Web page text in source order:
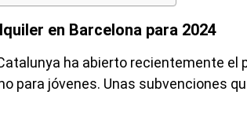
en Barcelona para 2024
ha abierto recientemente
para jóvenes. Unas subvenciones